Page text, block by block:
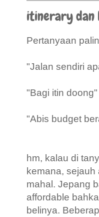
itinerary dan
Pertanyaan
"Jalan sendiri
"Bagi itin doong"
"Abis budget
hm, kalau di
kemana, sejauh
mahal. Jepang
affordable
belinya.